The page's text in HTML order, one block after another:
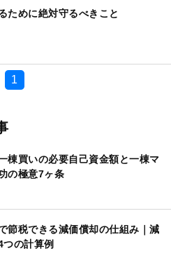
ために絶対守るべきこと
1
棟買いの必要自己資金額と一棟マ
の極意7ヶ条
節税できる減価償却の仕組み｜減
の計算例